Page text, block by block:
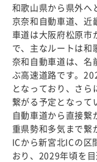
和歌山県から県外へ
京奈和自動車道、近
車道は大阪府松原市
で、主なルートは和
奈和自動車道は、名
ぶ高速道路です。
となっており、さら
繋がる予定となって
自動車道から直接
重県勢和多気まで繋
ICから新宮北ICの区
おり、2029年頃を